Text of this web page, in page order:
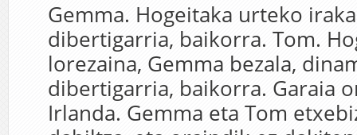
Gemma. Hogeitaka urteko
dibertigarria, baikorra. Tom.
lorezaina, Gemma bezala,
dibertigarria, baikorra. Garaia
Irlanda. Gemma eta Tom